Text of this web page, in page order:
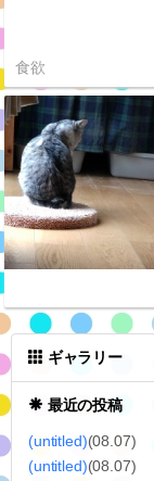
食欲
ギャラリー
最近の投稿
(untitled)(08.07)
(untitled)(08.07)